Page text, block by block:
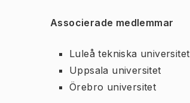
Associerade medlemmar
Luleå tekniska universitet
Uppsala universitet
Örebro universitet